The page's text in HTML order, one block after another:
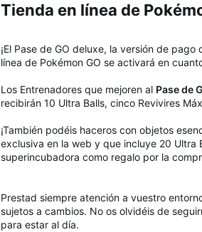
Tienda en línea de
¡El Pase de GO deluxe, la versión de
línea de Pokémon GO se activará en
Los Entrenadores que mejoren al Pase de
recibirán 10 Ultra Balls, cinco Revivires
¡También podéis haceros con objetos
exclusiva en la web y que incluye 20 Ultra
superincubadora como regalo por la
Prestad siempre atención a vuestro
sujetos a cambios. No os olvidéis de
para estar al día.